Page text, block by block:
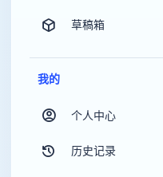
草稿箱
我的
个人中心
历史记录